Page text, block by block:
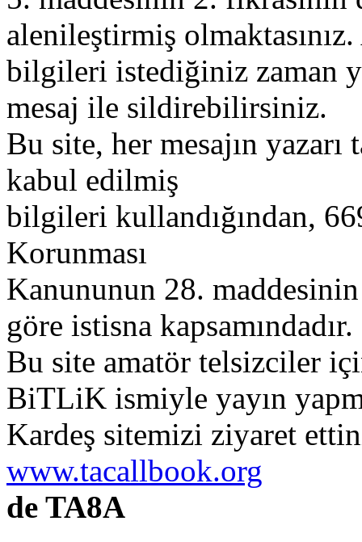
alenileştirmiş
bilgileri istediğiniz zaman
mesaj ile sildirebilirsiniz.
Bu site, her mesajın
kabul edilmiş
bilgileri kullandığından,
Korunması
Kanununun 28. maddesinin
göre istisna kapsamındadır.
Bu site amatör telsizciler
BiTLiK ismiyle yayın
Kardeş sitemizi ziyaret
www.tacallbook.org
de TA8A